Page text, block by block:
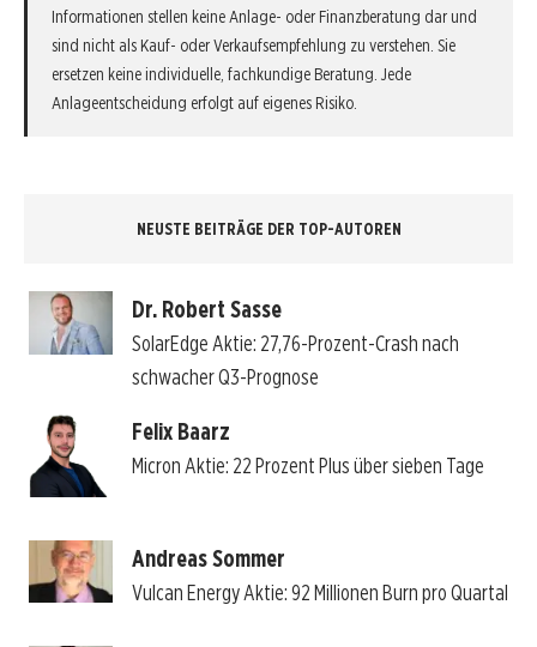
Informationen stellen keine Anlage- oder Finanzberatung dar und
sind nicht als Kauf- oder Verkaufsempfehlung zu verstehen. Sie
ersetzen keine individuelle, fachkundige Beratung. Jede
Anlageentscheidung erfolgt auf eigenes Risiko.
NEUSTE BEITRÄGE DER TOP-AUTOREN
Dr. Robert Sasse
SolarEdge Aktie: 27,76-Prozent-Crash nach
schwacher Q3-Prognose
Felix Baarz
Micron Aktie: 22 Prozent Plus über sieben Tage
Andreas Sommer
Vulcan Energy Aktie: 92 Millionen Burn pro Quartal